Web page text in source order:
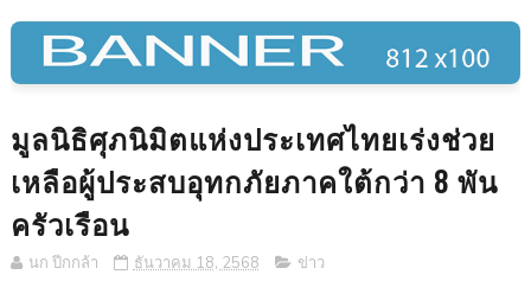
มูลนิธิศุภนิมิตแห่งประเทศไทยเร่งช่วย
เหลือผู้ประสบอุทกภัยภาคใต้กว่า 8 พัน
ครัวเรือน
นก ปีกกล้า ธันวาคม 18, 2568 ข่าว